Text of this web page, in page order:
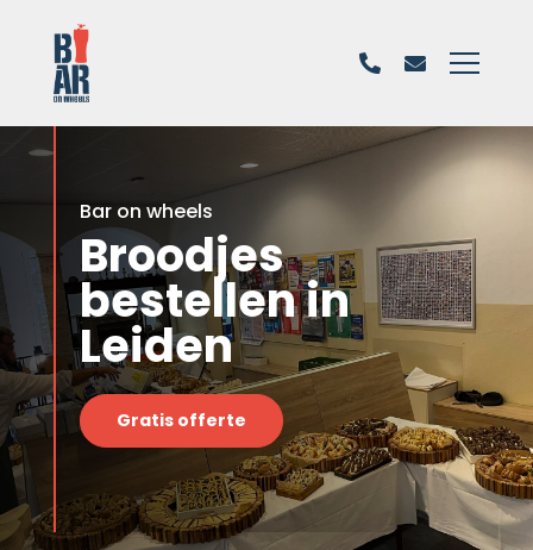
Bar on wheels
Broodjes
bestellen in
Leiden
Gratis offerte